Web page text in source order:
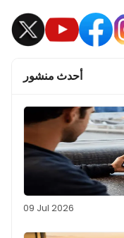
أحدث منشور
09 Jul 2026